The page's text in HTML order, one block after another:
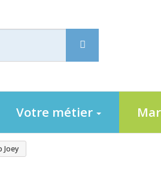
Votre métier
Joey